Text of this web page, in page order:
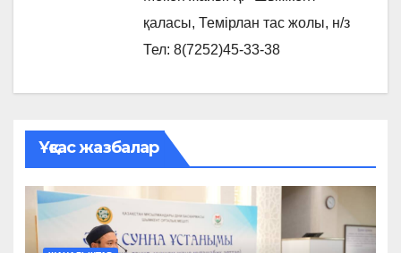
қаласы, Темірлан тас жолы, н/з
Тел: 8(7252)45-33-38
Ұқсас жазбалар